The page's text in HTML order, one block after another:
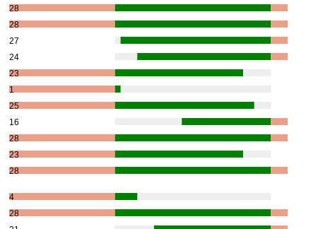
28
28
27
24
23
1
25
16
28
23
28
4
28